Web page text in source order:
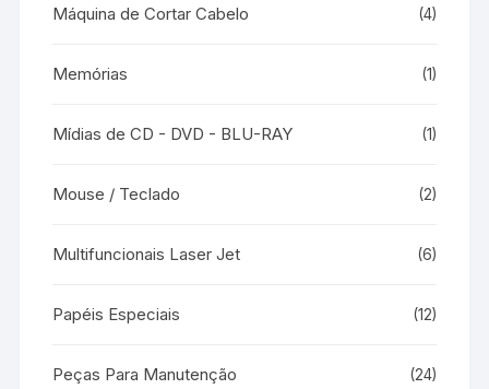
Máquina de Cortar Cabelo (4)
Memórias (1)
Mídias de CD - DVD - BLU-RAY (1)
Mouse / Teclado (2)
Multifuncionais Laser Jet (6)
Papéis Especiais (12)
Peças Para Manutenção (24)